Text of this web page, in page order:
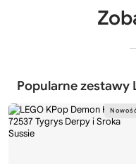
Popularne zestawy